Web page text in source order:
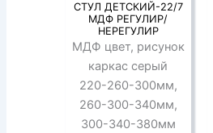
СТУЛ ДЕТСКИЙ-22/7
МДФ РЕГУЛИР/
НЕРЕГУЛИР
МДФ цвет, рисунок
каркас серый
220-260-300мм,
260-300-340мм,
300-340-380мм